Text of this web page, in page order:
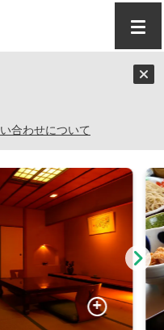
合わせについて